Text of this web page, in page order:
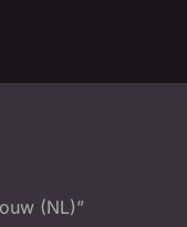
(NL)”